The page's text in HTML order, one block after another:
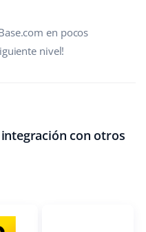
en pocos
nivel!
con otros